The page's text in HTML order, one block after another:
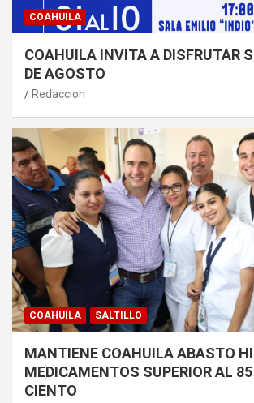
COAHUILA
COAHUILA INVITA A DISFRUTAR
DE AGOSTO
Redaccion
COAHUILA SALTILLO
MANTIENE COAHUILA ABASTO
MEDICAMENTOS SUPERIOR AL
CIENTO